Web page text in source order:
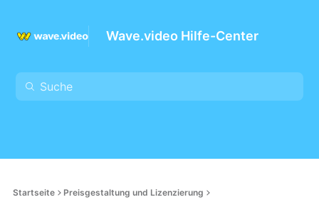
Wave.video Hilfe-Center
Startseite Preisgestaltung und Lizenzierung